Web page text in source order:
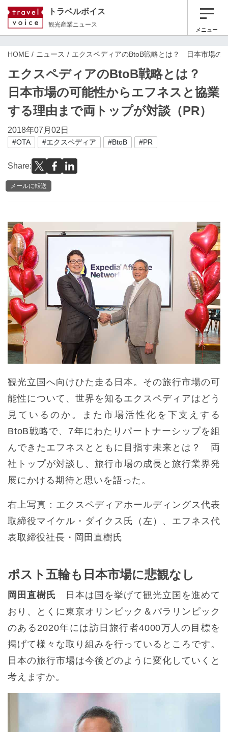
トラベルボイス
観光産業ニュース
メニュー
HOME ニュース エクスペディアのBtoB戦略とは？ 日本市場の
エクスペディアのBtoB戦略とは？
日本市場の可能性からエフネスと協業
する理由まで両トップが対談（PR）
2018年07月02日
#OTA #エクスペディア #BtoB #PR
Share:
メールに転送
観光立国へ向けひた走る日本。その旅行市場の可
能性について、世界を知るエクスペディアはどう
見ているのか。また市場活性化を下支えする
BtoB戦略で、7年にわたりパートナーシップを組
んできたエフネスとともに目指す未来とは？ 両
社トップが対談し、旅行市場の成長と旅行業界発
展にかける期待と思いを語った。
右上写真：エクスペディアホールディングス代表
取締役マイケル・ダイクス氏（左）、エフネス代
表取締役社長・岡田直樹氏
ポスト五輪も日本市場に悲観なし
岡田直樹氏
日本は国を挙げて観光立国を進めて
おり、とくに東京オリンピック＆パラリンピック
のある2020年には訪日旅行者4000万人の目標を
掲げて様々な取り組みを行っているところです。
日本の旅行市場は今後どのように変化していくと
考えますか。